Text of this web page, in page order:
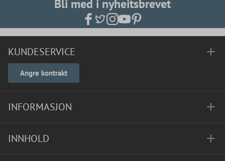
Bli med i nyheitsbrevet
KUNDESERVICE
Angre kontrakt
INFORMASJON
INNHOLD